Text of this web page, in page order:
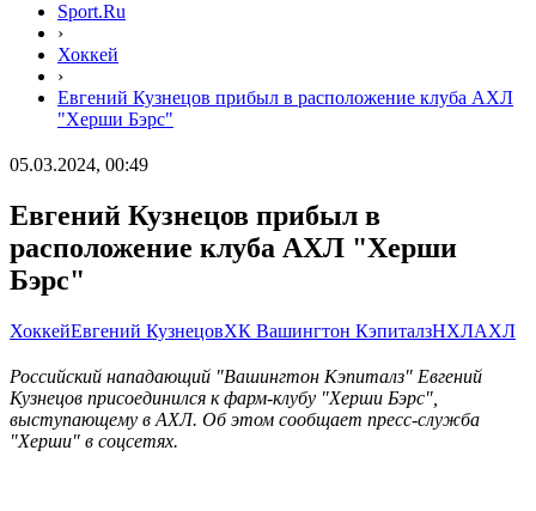
Sport.Ru
›
Хоккей
›
Евгений Кузнецов прибыл в расположение клуба АХЛ
"Херши Бэрс"
05.03.2024, 00:49
Евгений Кузнецов прибыл в
расположение клуба АХЛ "Херши
Бэрс"
ХоккейЕвгений КузнецовХК Вашингтон КэпиталзНХЛАХЛ
Российский нападающий "Вашингтон Кэпиталз" Евгений
Кузнецов присоединился к фарм-клубу "Херши Бэрс",
выступающему в АХЛ. Об этом сообщает пресс-служба
"Херши" в соцсетях.